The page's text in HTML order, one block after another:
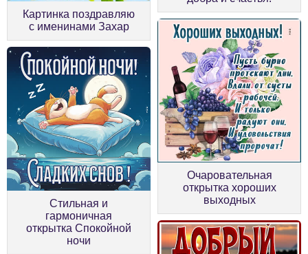
Картинка поздравляю
с именинами Захар
Стильная и
гармоничная
открытка Спокойной
ночи
Очаровательная
открытка хороших
выходных